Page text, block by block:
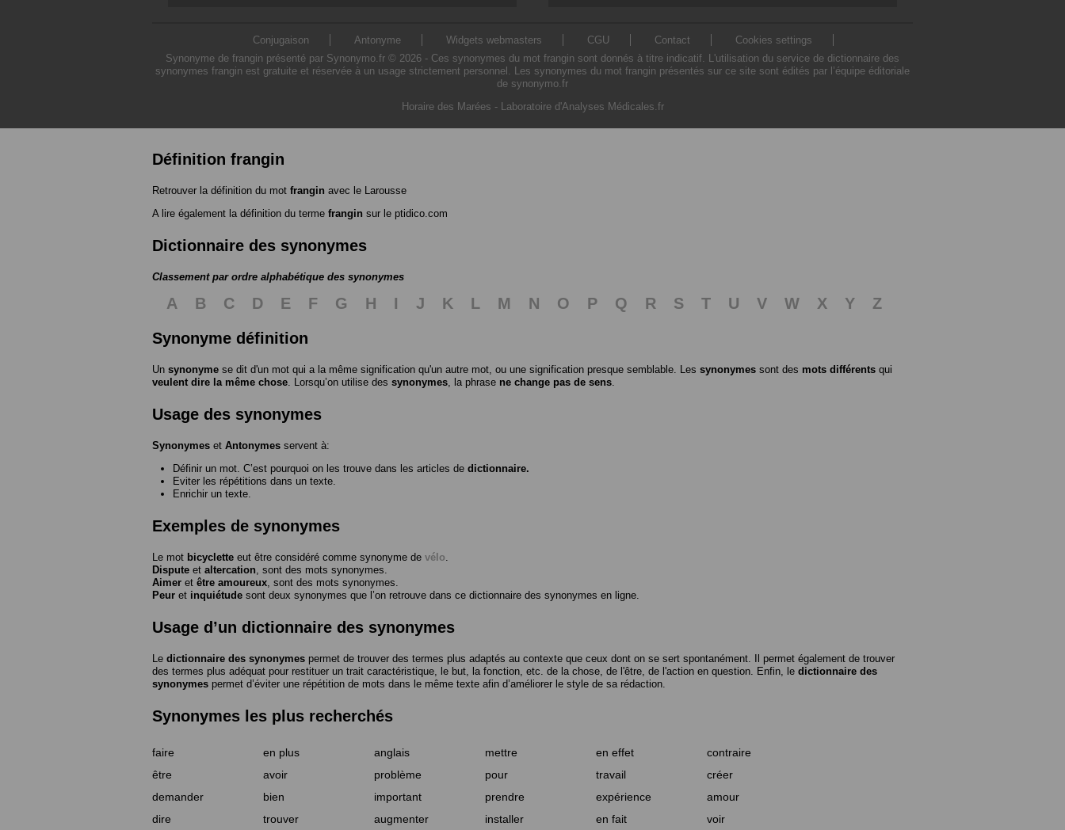
Conjugaison Antonyme Widgets webmasters CGU Contact
Cookies settings
Synonyme de frangin présenté par Synonymo.fr © 2026 - Ces synonymes du mot frangin sont donnés à titre indicatif. L'utilisation du service de dictionnaire des
synonymes frangin est gratuite et réservée à un usage strictement personnel. Les synonymes du mot frangin présentés sur ce site sont édités par l’équipe éditoriale
de synonymo.fr
Horaire des Marées - Laboratoire d'Analyses Médicales.fr
Définition frangin
Retrouver la définition du mot frangin avec le Larousse
A lire également la définition du terme frangin sur le ptidico.com
Dictionnaire des synonymes
Classement par ordre alphabétique des synonymes
A B C D E F G H I J K L M N O P Q R S T U V W X Y
Z
Synonyme définition
Un synonyme se dit d'un mot qui a la même signification qu'un autre mot, ou une signification presque semblable. Les synonymes sont des mots différents qui
veulent dire la même chose . Lorsqu’on utilise des synonymes , la phrase ne change pas de sens
Usage des synonymes
Synonymes et Antonymes servent à:
Définir un mot. C’est pourquoi on les trouve dans les articles de dictionnaire.
Eviter les répétitions dans un texte.
Enrichir un texte.
Exemples de synonymes
Le mot bicyclette eut être considéré comme synonyme de vélo
Dispute et altercation , sont des mots synonymes.
Aimer et être amoureux , sont des mots synonymes.
Peur et inquiétude sont deux synonymes que l’on retrouve dans ce dictionnaire des synonymes en ligne.
Usage d’un dictionnaire des synonymes
Le dictionnaire des synonymes permet de trouver des termes plus adaptés au contexte que ceux dont on se sert spontanément. Il permet également de trouver
des termes plus adéquat pour restituer un trait caractéristique, le but, la fonction, etc. de la chose, de l'être, de l'action en question. Enfin, le dictionnaire des
synonymes permet d’éviter une répétition de mots dans le même texte afin d’améliorer le style de sa rédaction.
Synonymes les plus recherchés
faire en plus anglais mettre en effet
contraire
être
avoir problème pour travail
créer
demander
bien important prendre expérience
amour
dire
trouver augmenter installer en fait voir